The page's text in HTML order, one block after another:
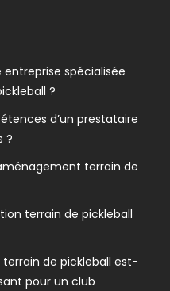
spécialisée
?
d’un prestataire
?
terrain de
terrain de pickleball
de pickleball est-
pour un club